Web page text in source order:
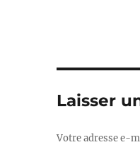
Laisser
Votre adresse e-